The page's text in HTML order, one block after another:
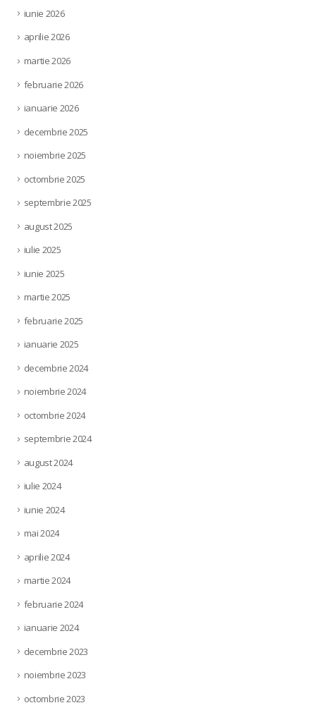
iunie 2026
aprilie 2026
martie 2026
februarie 2026
ianuarie 2026
decembrie 2025
noiembrie 2025
octombrie 2025
septembrie 2025
august 2025
iulie 2025
iunie 2025
martie 2025
februarie 2025
ianuarie 2025
decembrie 2024
noiembrie 2024
octombrie 2024
septembrie 2024
august 2024
iulie 2024
iunie 2024
mai 2024
aprilie 2024
martie 2024
februarie 2024
ianuarie 2024
decembrie 2023
noiembrie 2023
octombrie 2023